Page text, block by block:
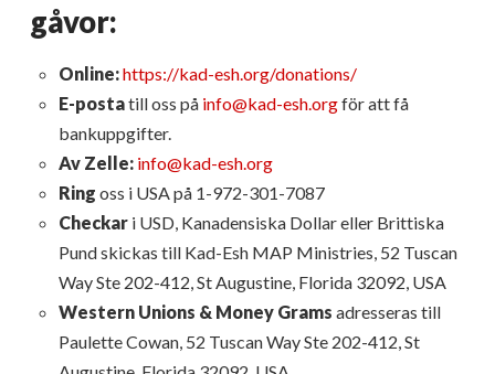
gåvor:
Online:https://kad-esh.org/donations/
E-postatill oss på info@kad-esh.orgför att få
bankuppgifter.
Av Zelle: info@kad-esh.org
Ring oss i USA på 1-972-301-7087
Checkar i USD, Kanadensiska Dollar eller Brittiska
Pund skickas till Kad-Esh MAP Ministries, 52 Tuscan
Way Ste 202-412, St Augustine, Florida 32092, USA
Western Unions & Money Grams adresseras till
Paulette Cowan, 52 Tuscan Way Ste 202-412, St